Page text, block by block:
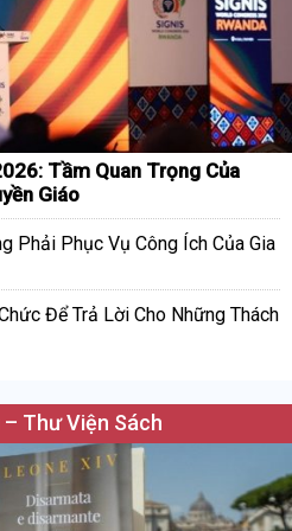
Tầm Quan Trọng Của
Giáo
Phải Phục Vụ Công Ích Của Gia
Để Trả Lời Cho Những Thách
Thư Viện Sách